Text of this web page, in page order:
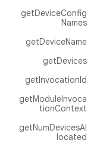
getDeviceConfig
Names
getDeviceName
getDevices
getInvocationId
getModuleInvoca
tionContext
getNumDevicesAl
located